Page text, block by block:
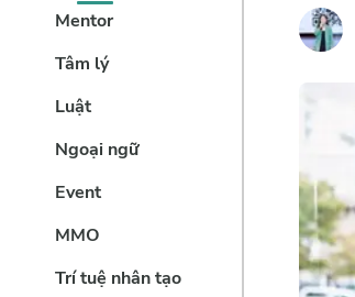
Mentor
Tâm lý
Luật
Ngoại ngữ
Event
MMO
Trí tuệ nhân tạo